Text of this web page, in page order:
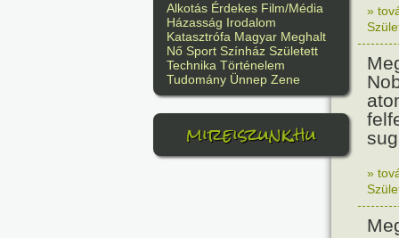
Alkotás Érdekes Film/Média
Házasság Irodalom
Katasztrófa Magyar Meghalt
Nő Sport Színház Született
Technika Történelem
Tudomány Ünnep Zene
mireiszunk.hu
»
»